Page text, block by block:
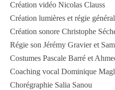
Création vidéo Nicolas Clauss
Création lumières et régie
Création sonore Christophe
Régie son Jérémy Gravier et
Costumes Pascale Barré et
Coaching vocal Dominique
Chorégraphie Salia Sanou